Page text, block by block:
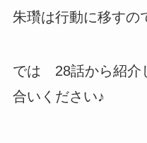
朱瓚は行動に移すの
では 28話から紹介
合いください♪